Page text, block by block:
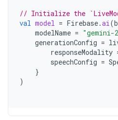
// Initialize the
val model = Firebase.ai(
modelName = "gemini-
generationConfig =
responseModality
speechConfig =
}
)